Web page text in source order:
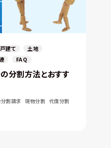
戸建て
土地
FAQ
分割方法とおすす
割請求 現物分割 代償分割